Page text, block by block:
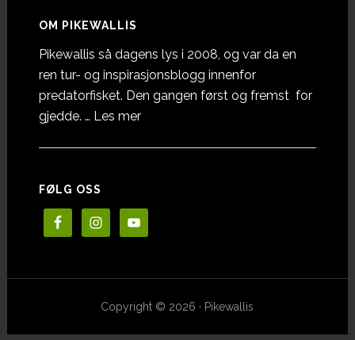
OM PIKEWALLIS
Pikewallis så dagens lys i 2008, og var da en
ren tur- og inspirasjonsblogg innenfor
predatorfisket. Den gangen først og fremst for
gjedde. … Les meromOm
FØLG OSS
Copyright © 2026 · Pikewallis